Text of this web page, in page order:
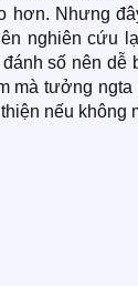
Nhưng
nghiên cứu
số nên dễ
mà tưởng
nếu không